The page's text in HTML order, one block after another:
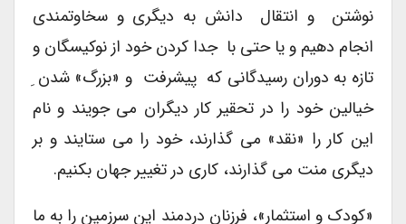
نوشتن و انتقال دانش به دیگری و سخاوتمندی
انجام دهیم و یا حتی با جدا کردن خود از نوکیسگان و
تازه به دوران رسیدگانی که پیشرفت و «بزرگ» شدن ِ
خیالین خود را در تحقیر کار دیگران می جویند و نام
این کار را «نقد» می گذارند، خود را می ستایند و بر
دیگری منت می گذارند، کاری در تغییر جهان بکنیم.
«کودک و استثمار»، فرزنان دردمند این سرزمین را به ما